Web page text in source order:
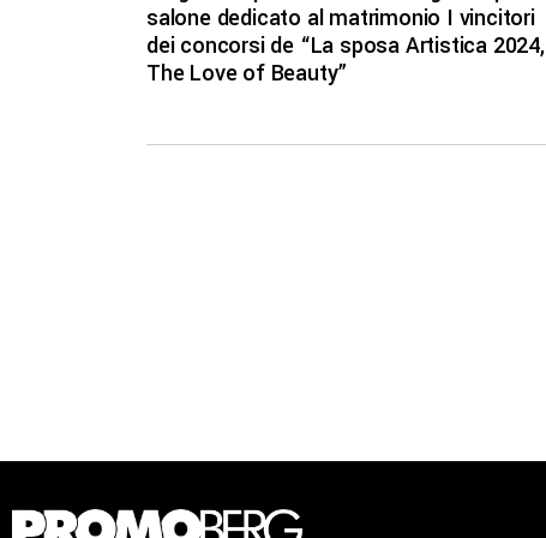
salone dedicato al matrimonio I vincitori
dei concorsi de “La sposa Artistica 2024,
The Love of Beauty”